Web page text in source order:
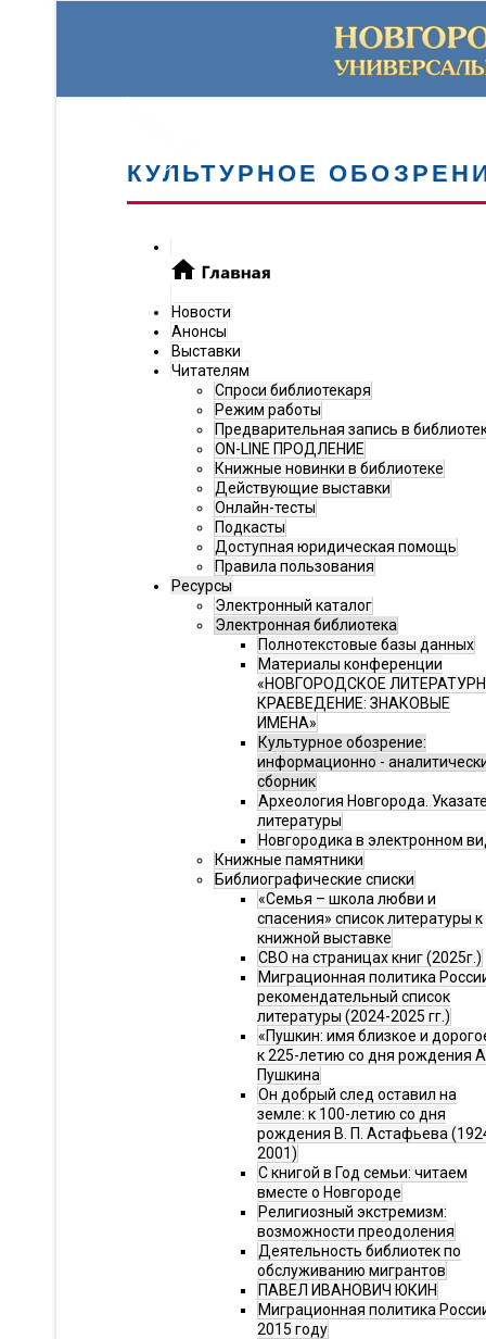
КУЛЬТУРНОЕ
Новости
Анонсы
Выставки
Читателям
Спроси библиотекаря
Режим работы
Предварительная запись в
ON-LINE ПРОДЛЕНИЕ
Книжные новинки в библиотеке
Действующие выставки
Онлайн-тесты
Подкасты
Доступная юридическая помощь
Правила пользования
Ресурсы
Электронный каталог
Электронная библиотека
Полнотекстовые базы данных
Материалы конференции
«НОВГОРОДСКОЕ
КРАЕВЕДЕНИЕ: ЗНАКОВЫЕ
ИМЕНА»
Культурное обозрение:
информационно -
сборник
Археология Новгорода.
литературы
Новгородика в электронном
Книжные памятники
Библиографические списки
«Семья – школа любви и
спасения» список литературы к
книжной выставке
СВО на страницах книг (2025г.)
Миграционная политика
рекомендательный список
литературы (2024-2025 гг.)
«Пушкин: имя близкое и
к 225-летию со дня рождения
Пушкина
Он добрый след оставил на
земле: к 100-летию со дня
рождения В. П. Астафьева
2001)
С книгой в Год семьи: читаем
вместе о Новгороде
Религиозный экстремизм:
возможности преодоления
Деятельность библиотек по
обслуживанию мигрантов
ПАВЕЛ ИВАНОВИЧ ЮКИН
Миграционная политика
2015 году